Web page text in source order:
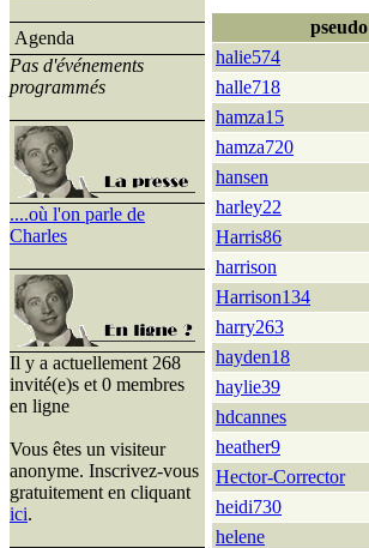
Agenda
Pas d'événements
programmés
....où l'on parle de
Charles
Il y a actuellement 268
invité(e)s et 0 membres
en ligne
Vous êtes un visiteur
anonyme. Inscrivez-vous
gratuitement en cliquant
ici.
pseudo
halie574
halle718
hamza15
hamza720
hansen
harley22
Harris86
harrison
Harrison134
harry263
hayden18
haylie39
hdcannes
heather9
Hector-Corrector
heidi730
helene